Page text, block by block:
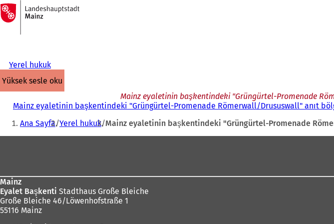
İçeriğe atla
Ana
sayfaya
Yerel hukuk
yüksek sesle oku
Mainz eyaletinin başkentindeki "Grüngürtel-Promenade
Mainz eyaletinin başkentindeki "Grüngürtel-Promenade Römerwall/Drususwall" anıt
Buradasınız:
Ana Sayfa Yerel hukuk Mainz eyaletinin başkentindeki "Grüngürtel-Promenade
Mainz
Eyalet Başkenti Stadthaus Große Bleiche
Große Bleiche 46/Löwenhofstraße 1
55116 Mainz